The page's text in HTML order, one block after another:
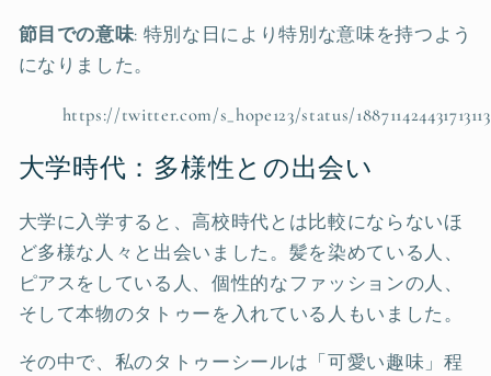
節目での意味: 特別な日により特別な意味を持つよう
になりました。
https://twitter.com/s_hope123/status/
大学時代：多様性との出会い
大学に入学すると、高校時代とは比較にならないほ
ど多様な人々と出会いました。髪を染めている人、
ピアスをしている人、個性的なファッションの人、
そして本物のタトゥーを入れている人もいました。
その中で、私のタトゥーシールは「可愛い趣味」程